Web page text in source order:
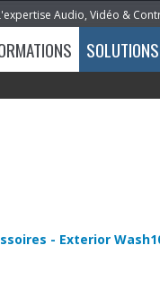
Audio, Vidéo &
SOLUTIONS
- Exterior